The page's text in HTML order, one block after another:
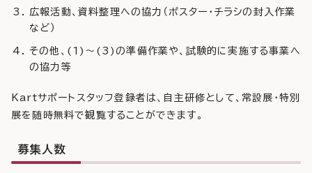
広報活動、資料整理への協力（ポスター・チラシの封入作業
など）
その他、(1)～(3)の準備作業や、試験的に実施する事業へ
の協力等
Kartサポートスタッフ登録者は、自主研修として、常設展・特別
展を随時無料で観覧することができます。
募集人数